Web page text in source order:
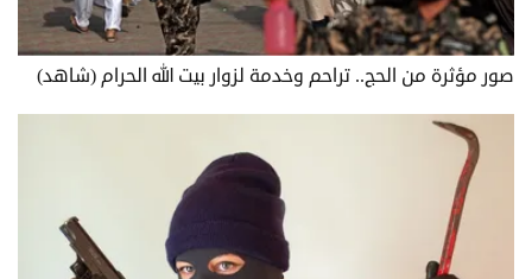
صور مؤثرة من الحج.. تراحم وخدمة لزوار بيت الله الحرام (شاهد)